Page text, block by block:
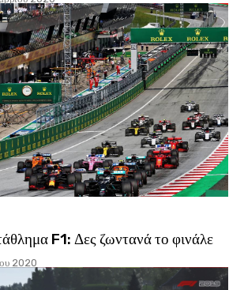
F1: Δες ζωντανά το φινάλε
2020